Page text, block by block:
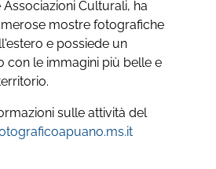
Culturali, ha
mostre fotografiche
e possiede un
con le immagini più belle e
sulle attività del